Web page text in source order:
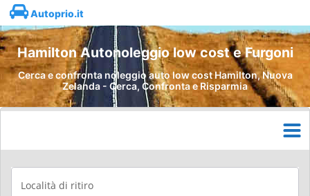
Autoprio.it
Hamilton Autonoleggio low cost e Furgoni
Cerca e confronta noleggio auto low cost Hamilton, Nuova
Zelanda - Cerca, Confronta e Risparmia
Località di ritiro